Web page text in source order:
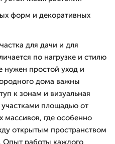
форм и декоративных
для дачи и для
по нагрузке и стилю
нужен простой уход и
дома важны
к зонам и визуальная
площадью от
массивов, где особенно
открытым пространством
работы каждого